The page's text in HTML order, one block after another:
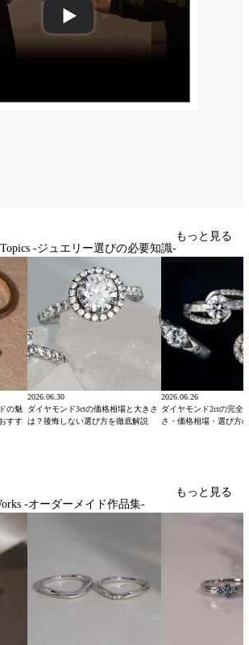
-ジュエリー選びの必要知識-
もっと見る
の魅
すす
2026.06.30
ダイヤモンド3ctの価格相場と大きさ
は？後悔しない選び方を徹底解説
2026.06.26
ダイヤモンド2ctの完全
さ・価格相場・選び方
-オーダーメイド作品集-
もっと見る